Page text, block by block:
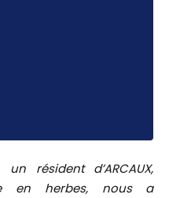
résident d’ARCAUX,
en herbes, nous a